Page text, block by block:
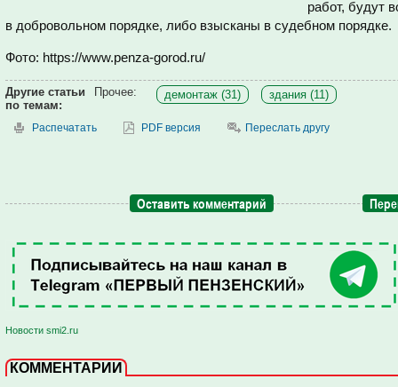
работ, будут
в добровольном порядке, либо взысканы в судебном порядке.
Фото: https://www.penza-gorod.ru/
Другие статьи
по темам:
Прочее: демонтаж (31) здания (11)
Распечатать PDF версия Переслать другу
Оставить комментарий
Новости smi2.ru
КОММЕНТАРИИ